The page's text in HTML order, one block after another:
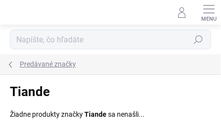
Hľadať
Predávané značky
Tiande
Žiadne produkty značkyTiandesa nenašli...